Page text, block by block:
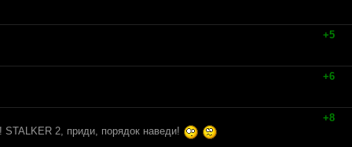
+5
+6
+8
2, приди, порядок наведи!